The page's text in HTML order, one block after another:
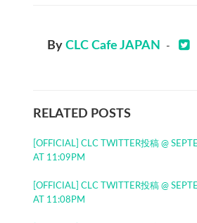
By CLC Cafe JAPAN -
RELATED POSTS
[OFFICIAL] CLC TWITTER投稿 @
AT 11:09PM
[OFFICIAL] CLC TWITTER投稿 @
AT 11:08PM